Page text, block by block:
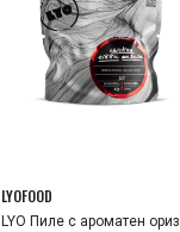
LYOFOOD
LYO Пиле с ароматен ориз